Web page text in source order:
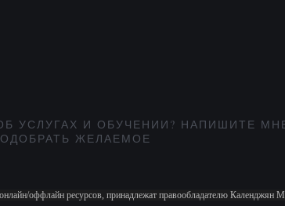
УСЛУГАХ И ОБУЧЕНИИ? НАПИШИТЕ
ЖЕЛАЕМОЕ
оффлайн ресурсов, принадлежат правообладателю